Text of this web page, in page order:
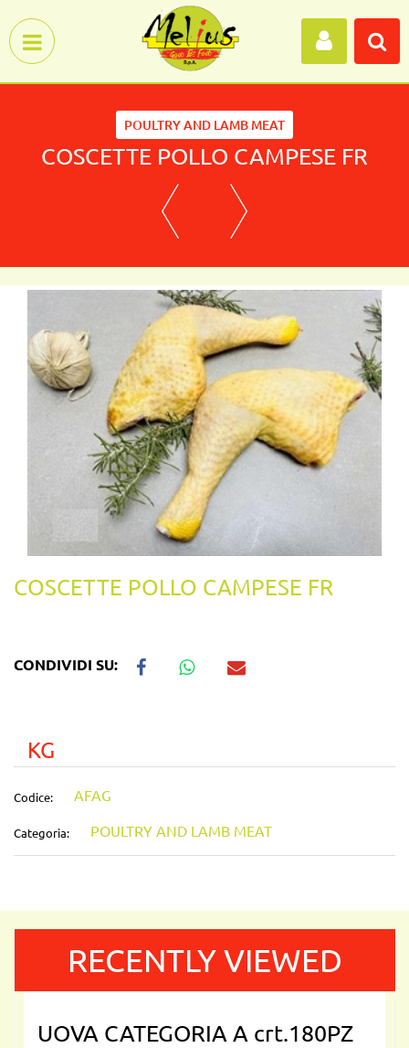
POULTRY AND LAMB MEAT
COSCETTE POLLO CAMPESE FR
COSCETTE POLLO CAMPESE FR
CONDIVIDI SU:
KG
Codice: AFAG
Categoria: POULTRY AND LAMB MEAT
RECENTLY VIEWED
UOVA CATEGORIA A crt.180PZ